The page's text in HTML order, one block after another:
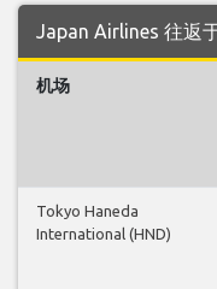
Japan Airlines 往返
机场
Tokyo Haneda
International (HND)